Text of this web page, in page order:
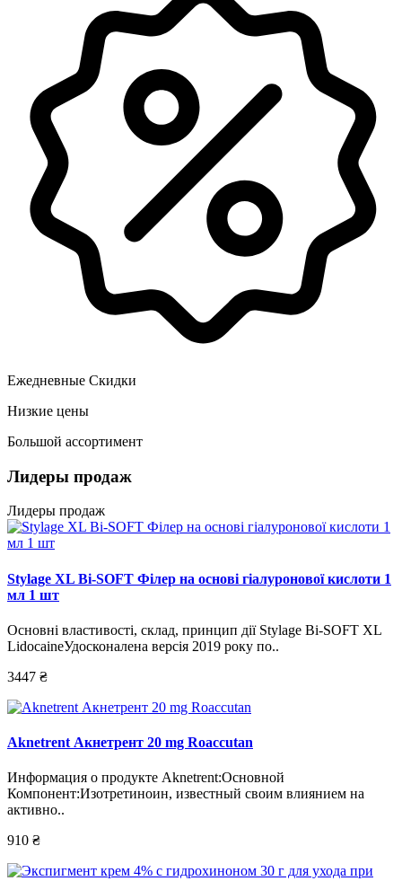
Ежедневные Скидки
Низкие цены
Большой ассортимент
Лидеры продаж
Лидеры продаж
Stylage XL Bi-SOFT Філер на основі гіалуронової кислоти 1
мл 1 шт
Основні властивості, склад, принцип дії Stylage Bi-SOFT XL
LidocaineУдосконалена версія 2019 року по..
3447 ₴
Aknetrent Акнетрент 20 mg Roaccutan
Информация о продукте Aknetrent:Основной
Компонент:Изотретиноин, известный своим влиянием на
активно..
910 ₴